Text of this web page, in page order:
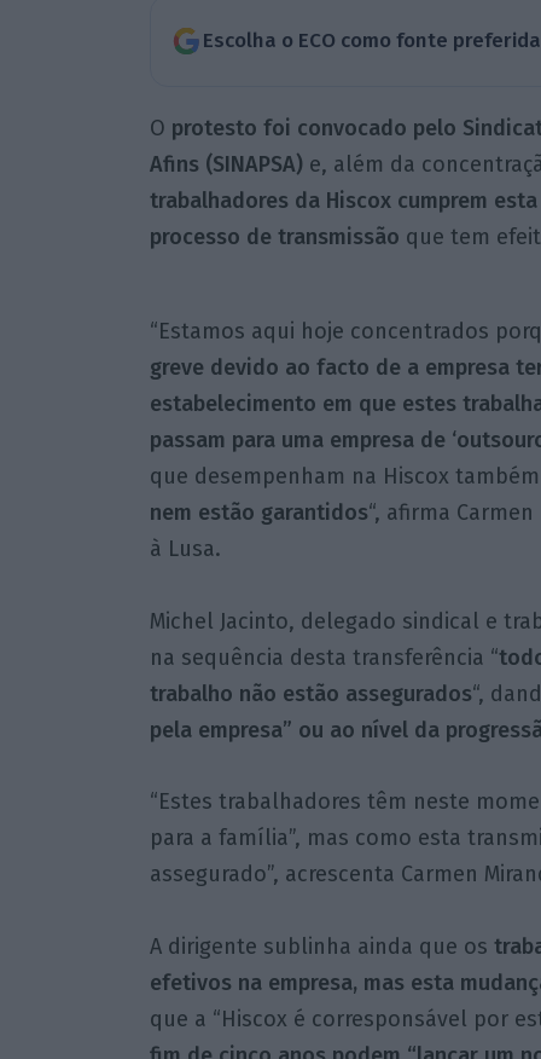
Escolha o ECO como fonte
O protesto foi convocado pelo
Afins (SINAPSA) e, além da
trabalhadores da Hiscox cumprem
processo de transmissão que tem
“Estamos aqui hoje concentrados
greve devido ao facto de a empresa
estabelecimento em que estes
passam para uma empresa de
que desempenham na Hiscox
nem estão garantidos“, afirma
à Lusa.
Michel Jacinto, delegado sindical e
na sequência desta transferência “
trabalho não estão assegurados“,
pela empresa” ou ao nível da
“Estes trabalhadores têm neste
para a família”, mas como esta
assegurado”, acrescenta Carmen
A dirigente sublinha ainda que os
efetivos na empresa, mas esta
que a “Hiscox é corresponsável por